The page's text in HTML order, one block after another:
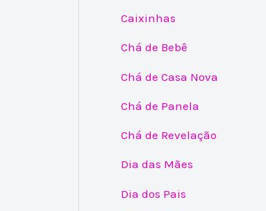
Caixinhas
Chá de Bebê
Chá de Casa Nova
Chá de Panela
Chá de Revelação
Dia das Mães
Dia dos Pais